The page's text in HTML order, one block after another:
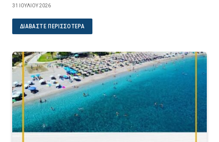
31 ΙΟΥΛΊΟΥ 2026
ΔΙΑΒΆΣΤΕ ΠΕΡΙΣΣΌΤΕΡΑ